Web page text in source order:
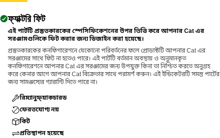
ফ্যাক্টরি ফিট
এই পার্টটি প্রস্তুতকারকের স্পেসিফিকেশনের উপর ভিত্তি করে আপনার Cat এর
সরঞ্জামগুলিকে ফিট করার জন্য ডিজাইন করা হয়েছে।
প্রস্তুতকারকের কনফিগারেশনে যেকোনো পরিবর্তনের ফলে প্রোডাক্টটি আপনার Cat এর
সরঞ্জামের সাথে ফিট না হতেও পারে। এই পার্টটি বর্তমান অবস্থায় ও অনুমানকৃত
কনফিগারেশনে আপনার Cat এর সরঞ্জামের জন্য উপযুক্ত কিনা তা নিশ্চিত করতে অনুগ্রহ
করে কেনার আগে আপনার Cat বিক্রেতার সাথে পরামর্শ করুন। এই ইন্ডিকেটরটি সমস্ত পার্টের
জন্য সামঞ্জস্যের গ্যারান্টি দিতে পারে না।
রিম্যানুফ্য়াকচারড
ফেরতযোগ্য নয়
কিট
প্রতিস্থাপন হয়েছে